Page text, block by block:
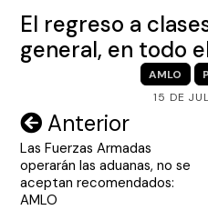
El regreso a
general, en todo
AMLO
15 DE
Navegación
de
entradas
Anterior
Las Fuerzas Armadas
operarán las aduanas, no se
aceptan recomendados:
AMLO